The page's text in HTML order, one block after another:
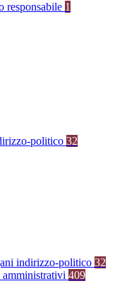
responsabile 1
politico 32
indirizzo-politico 32
409